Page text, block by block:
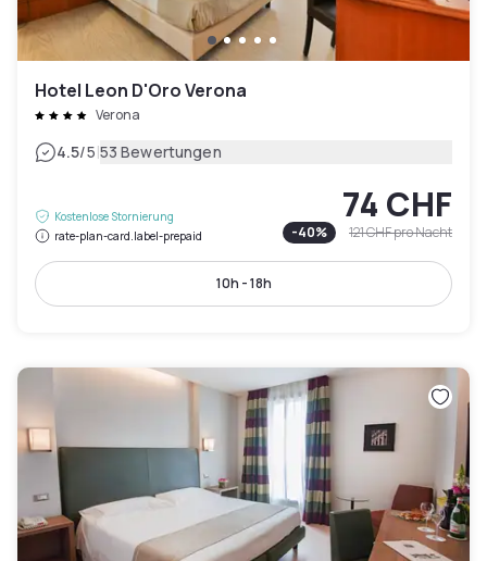
Hotel Leon D'Oro Verona
Verona
4.5/5|53 Bewertungen
Kostenlose Stornierung
rate-plan-card.label-prepaid
74 CHF
-40% 121 CHFpro Nacht
10h - 18h